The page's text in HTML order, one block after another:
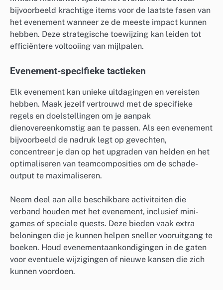
bijvoorbeeld krachtige items voor de laatste fasen van
het evenement wanneer ze de meeste impact kunnen
hebben. Deze strategische toewijzing kan leiden tot
efficiëntere voltooiing van mijlpalen.
Evenement-specifieke tactieken
Elk evenement kan unieke uitdagingen en vereisten
hebben. Maak jezelf vertrouwd met de specifieke
regels en doelstellingen om je aanpak
dienovereenkomstig aan te passen. Als een evenement
bijvoorbeeld de nadruk legt op gevechten,
concentreer je dan op het upgraden van helden en het
optimaliseren van teamcomposities om de schade-
output te maximaliseren.
Neem deel aan alle beschikbare activiteiten die
verband houden met het evenement, inclusief mini-
games of speciale quests. Deze bieden vaak extra
beloningen die je kunnen helpen sneller vooruitgang te
boeken. Houd evenementaankondigingen in de gaten
voor eventuele wijzigingen of nieuwe kansen die zich
kunnen voordoen.